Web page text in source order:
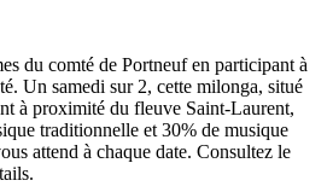
du comté de Portneuf en participant à
Un samedi sur 2, cette milonga, situé
à proximité du fleuve Saint-Laurent,
traditionnelle et 30% de musique
attend à chaque date. Consultez le